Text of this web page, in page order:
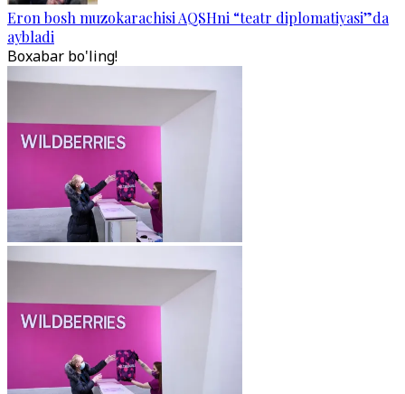
Eron bosh muzokarachisi AQSHni “teatr diplomatiyasi”da
aybladi
Boxabar bo'ling!